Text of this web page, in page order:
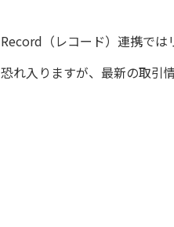
Record（レコード）連携では
恐れ入りますが、最新の取引